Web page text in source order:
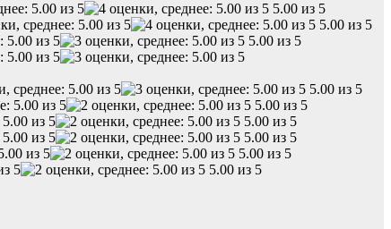
5.00 из 5
5.00 из 5
5.00 из 5
5.00 из 5
5.00 из 5
5.00 из 5
5.00 из 5
5.00 из 5
5.00 из 5